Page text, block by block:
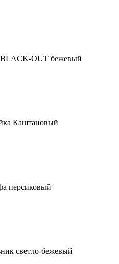
OUT бежевый
Каштановый
персиковый
светло-бежевый